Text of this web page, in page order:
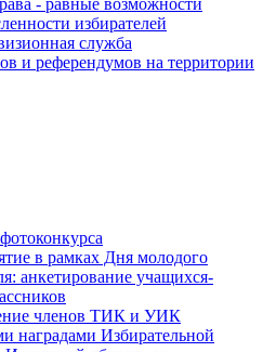
- равные возможности
избирателей
служба
и референдумов на территории
в рамках Дня молодого
анкетирование учащихся-
членов ТИК и УИК
наградами Избирательной